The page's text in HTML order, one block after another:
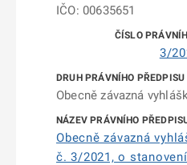
IČO: 00635651
3/
Obecně závazná
Obecně závazná
č. 3/2021, o